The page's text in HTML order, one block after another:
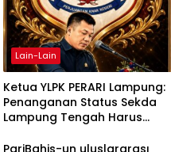
Lain-Lain
Ketua YLPK PERARI Lampung:
Penanganan Status Sekda
Lampung Tengah Harus
Tekanan Opini